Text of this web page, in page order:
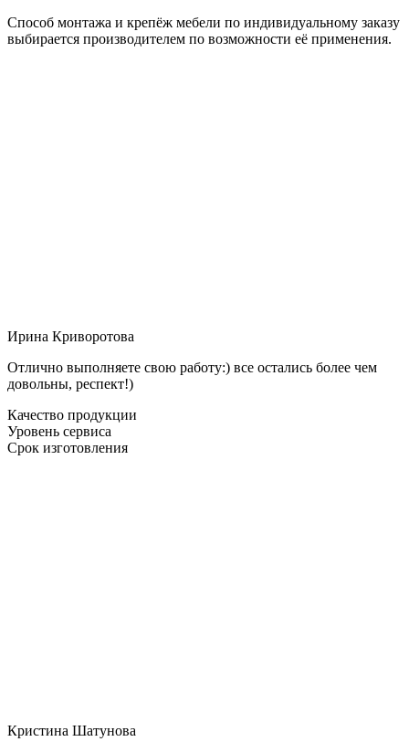
Способ монтажа и крепёж мебели по индивидуальному заказу
выбирается производителем по возможности её применения.
Ирина Криворотова
Отлично выполняете свою работу:) все остались более чем
довольны, респект!)
Качество продукции
Уровень сервиса
Срок изготовления
Кристина Шатунова